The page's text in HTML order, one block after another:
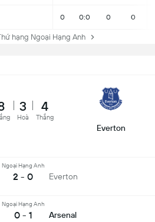
0 0:0 0 0
hạng Ngoại Hạng Anh
3
Hoà
4
Thắng
Everton
Ngoại Hạng Anh
2 - 0 Everton
Ngoại Hạng Anh
0 - 1 Arsenal